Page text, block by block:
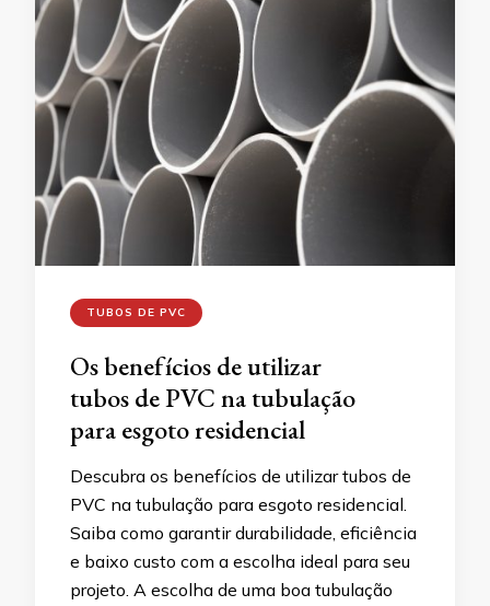
TUBOS DE PVC
Os benefícios de utilizar
tubos de PVC na tubulação
para esgoto residencial
Descubra os benefícios de utilizar tubos de
PVC na tubulação para esgoto residencial.
Saiba como garantir durabilidade, eficiência
e baixo custo com a escolha ideal para seu
projeto. A escolha de uma boa tubulação